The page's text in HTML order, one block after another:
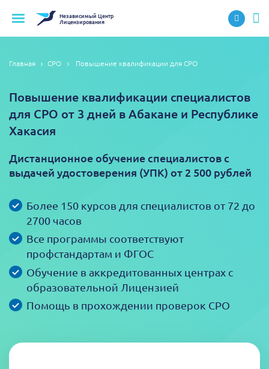
НезависимыйЦентр
Лицензирования
Главная СРО Повышение квалификации для СРО
Повышение квалификации специалистов
для СРО от 3 дней в Абакане и Республике
Хакасия
Дистанционное обучение специалистов с
выдачей удостоверения (УПК) от 2 500 рублей
Более 150 курсов для специалистов от 72 до
2700 часов
Все программы соответствуют
профстандартам и ФГОС
Обучение в аккредитованных центрах с
образовательной Лицензией
Помощь в прохождении проверок СРО